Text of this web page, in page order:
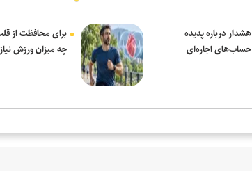
هشدار درباره پدیده
حساب‌های اجاره‌ای
برای محافظت از
چه میزان ورزش